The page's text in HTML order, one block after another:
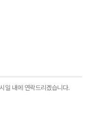
일 내에 연락드리겠습니다.